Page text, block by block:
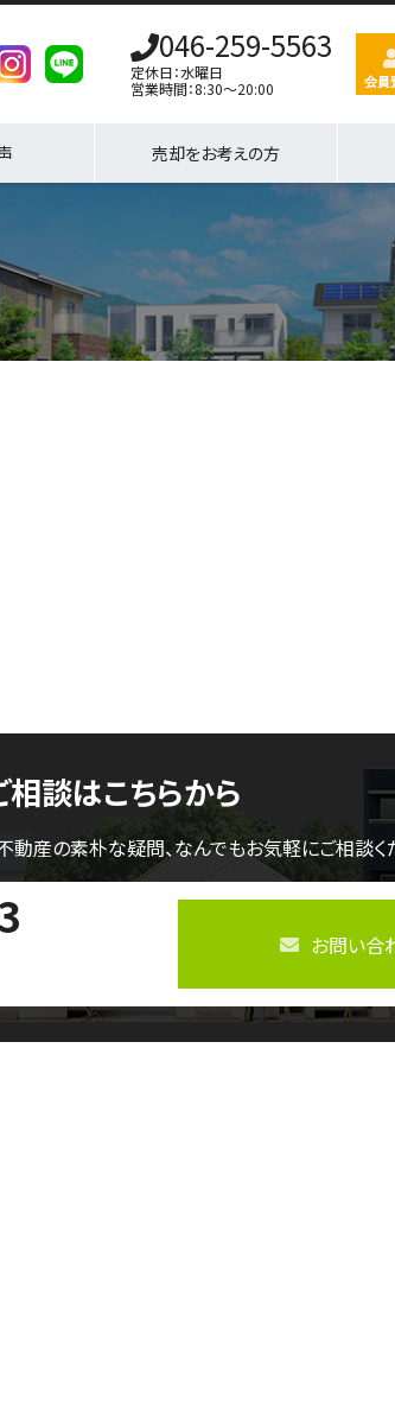
046-259-5563
定休日：水曜日
営業時間：8:30～20:00
売却をお考えの方
相談はこちらから
動産の素朴な疑問、なんでもお気軽にご相談く
お問い合